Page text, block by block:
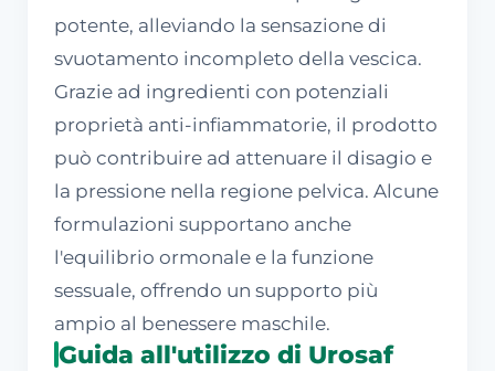
potente, alleviando la sensazione di
svuotamento incompleto della vescica.
Grazie ad ingredienti con potenziali
proprietà anti-infiammatorie, il prodotto
può contribuire ad attenuare il disagio e
la pressione nella regione pelvica. Alcune
formulazioni supportano anche
l'equilibrio ormonale e la funzione
sessuale, offrendo un supporto più
ampio al benessere maschile.
Guida all'utilizzo di Urosaf